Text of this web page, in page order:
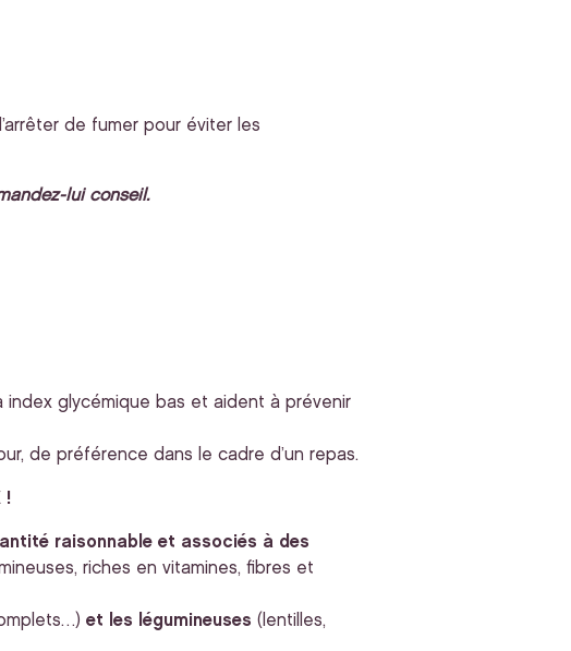
de fumer pour éviter les
lui conseil.
glycémique bas et aident à prévenir
de préférence dans le cadre d’un repas.
!
raisonnable et associés à des
riches en vitamines, fibres et
et les légumineuses (lentilles,